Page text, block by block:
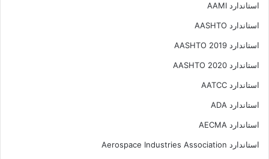
استاندارد AAMI
استاندارد AASHTO
استاندارد AASHTO 2019
استاندارد AASHTO 2020
استاندارد AATCC
استاندارد ADA
استاندارد AECMA
استاندارد Aerospace Industries Association